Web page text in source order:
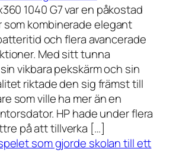
1040 G7 var en påkostad
kombinerade elegant
och flera avancerade
Med sitt tunna
vikbara pekskärm och sin
riktade den sig främst till
som ville ha mer än en
HP hade under flera
på att tillverka […]
som gjorde skolan till ett